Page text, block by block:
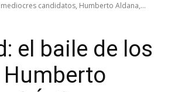
candidatos, Humberto Aldana,...
el baile de los